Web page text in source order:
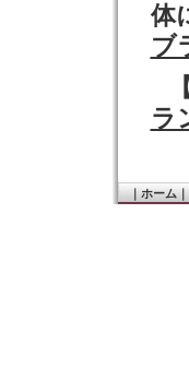
体
ブ
ラ
｜ ホーム｜